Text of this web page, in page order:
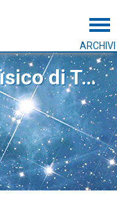
ARCHIVI
Osservatorio astrofisico di Torino